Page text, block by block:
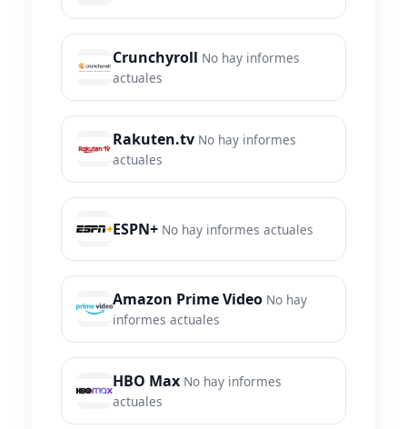
Crunchyroll No hay informes
actuales
Rakuten.tv No hay informes
actuales
ESPN+ No hay informes actuales
Amazon Prime Video No hay
informes actuales
HBO Max No hay informes
actuales